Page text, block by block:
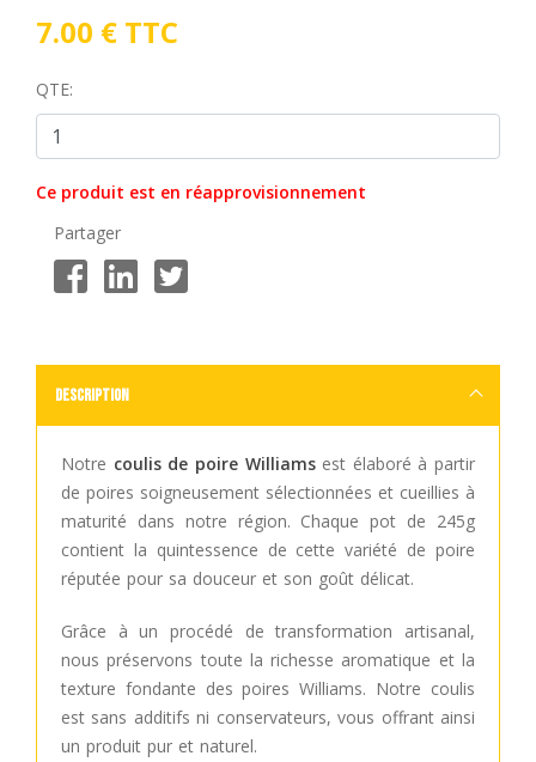
7.00 € TTC
QTE:
Ce produit est en réapprovisionnement
Partager
Description
Notre coulis de poire Williamsest élaboré à partir
de poires soigneusement sélectionnées et cueillies à
maturité dans notre région. Chaque pot de 245g
contient la quintessence de cette variété de poire
réputée pour sa douceur et son goût délicat.
Grâce à un procédé de transformation artisanal,
nous préservons toute la richesse aromatique et la
texture fondante des poires Williams. Notre coulis
est sans additifs ni conservateurs, vous offrant ainsi
un produit pur et naturel.